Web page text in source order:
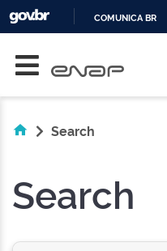
COMUNICA BR
Search
Search